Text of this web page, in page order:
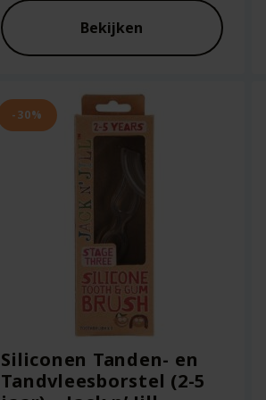
Bekijken
-30%
Siliconen Tanden- en
Tandvleesborstel (2-5